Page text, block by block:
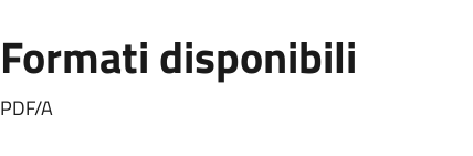
Formati disponibili
PDF/A